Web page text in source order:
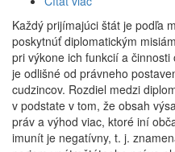
Diplomatické
výsady
a
imunity
a
možnosti
ich
zneužitia
Každý prijímajúci štát je podľa
poskytnúť diplomatickým
pri výkone ich funkcií a
je odlišné od právneho
cudzincov. Rozdiel medzi
v podstate v tom, že obsah
práv a výhod viac, ktoré iní
imunít je negatívny, t. j.